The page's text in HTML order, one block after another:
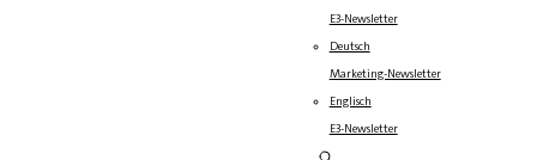
E3-Newsletter
Deutsch
Marketing-Newsletter
Englisch
E3-Newsletter